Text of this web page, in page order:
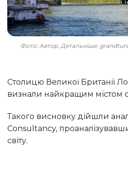
Фото: Автор. Детальніше:
Столицю Великої Британії Лондон вкотре вкотре
визнали найкращим містом
Такого висновку дійшли аналітики Resonance
Consultancy,
світу.